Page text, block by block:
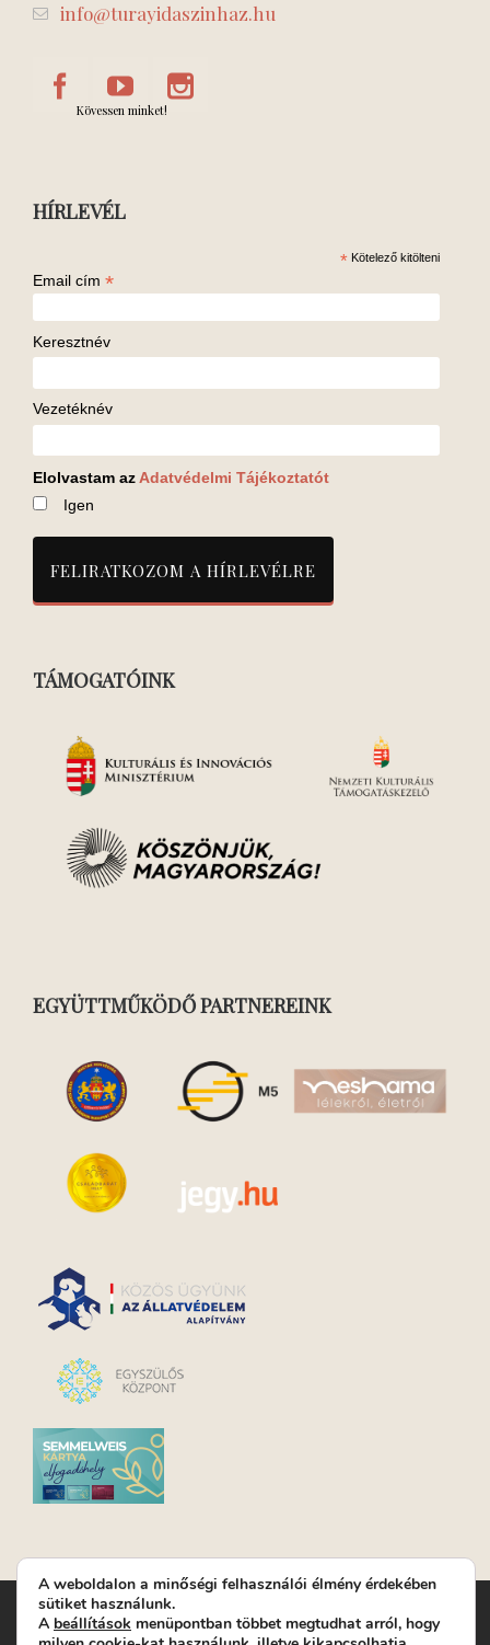
info@turayidaszinhaz.hu
Kövessen minket!
HÍRLEVÉL
* Kötelező kitölteni
Email cím *
Keresztnév
Vezetéknév
Elolvastam az Adatvédelmi Tájékoztatót
Igen
TÁMOGATÓINK
EGYÜTTMŰKÖDŐ PARTNEREINK
Turay Ida Színház Közhasznú Nonprofit Kft. | Működési
helyszín: Turay Ida Színház 1089 Budapest, Kálvária tér 6. |
A weboldalon a minőségi felhasználói élmény érdekében
sütiket használunk.
A beállítások menüpontban többet megtudhat arról, hogy